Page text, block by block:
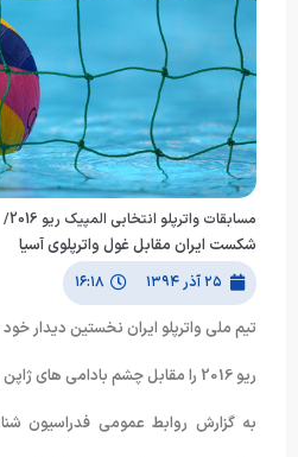
مسابقات واترپلو انتخابی المپیک ریو 2016/
شکست ایران مقابل غول واترپلوی آسیا
۲۵ آذر ۱۳۹۴ ۱۶:۱۸
تیم ملی واترپلو ایران نخستین دیدار
ریو 2016 را مقابل چشم بادامی های ژاپن واگذار کرد.
به گزارش روابط عمومی فدراسیون